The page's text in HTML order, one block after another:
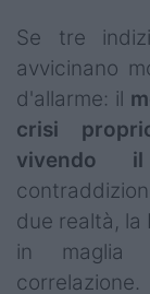
World Rugby
Rugby
Super
Rugby in TV
Mercato
Serie A Elite
Se tre
avvicinano
d'allarme: il
crisi
vivendo il
due realtà, la
in maglia
correlazione.